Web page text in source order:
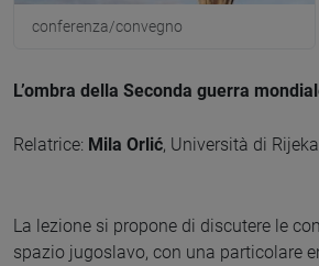
conferenza/convegno
L’ombra della Seconda guerra
Relatrice: Mila Orlić, Università di
La lezione si propone di discutere le
spazio jugoslavo, con una particolare